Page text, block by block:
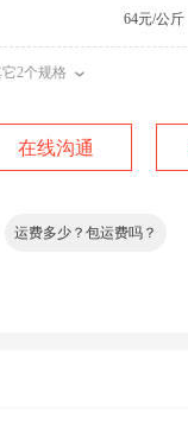
64元/公斤
2个规格
在线沟通
运费多少？包运费吗？